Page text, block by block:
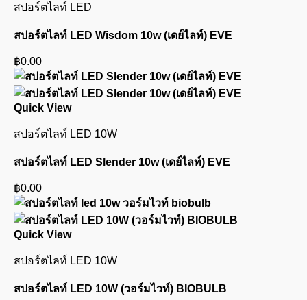
สปอร์ตไลท์ LED
สปอร์ตไลท์ LED Wisdom 10w (เดย์ไลท์) EVE
฿0.00
Quick View
สปอร์ตไลท์ LED 10W
สปอร์ตไลท์ LED Slender 10w (เดย์ไลท์) EVE
฿0.00
Quick View
สปอร์ตไลท์ LED 10W
สปอร์ตไลท์ LED 10W (วอร์มไวท์) BIOBULB